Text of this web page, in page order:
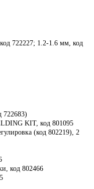
722227; 1.2-1.6 мм, код
722683)
KIT, код 801095
(код 802219), 2
код 802466